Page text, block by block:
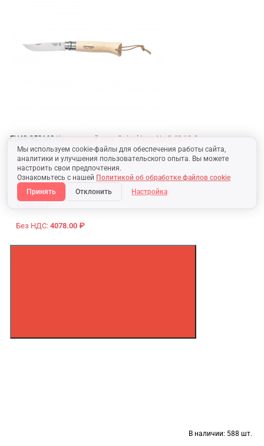
Мы используем cookie-файлы для обеспечения работы сайта,
аналитики и улучшения пользовательского опыта. Вы можете
настроить свои предпочтения.
Ознакомьтесь с нашей Политикой об обработке файлов cookie
Принять
Отклонить Настройка
EU48-952160 Карманный нож Opinel Inox No 8 40.19 €
163.54 BYN
Без НДС: 136.28 BYN
Без НДС: 4078.00 ₽
В наличии: 588 шт.